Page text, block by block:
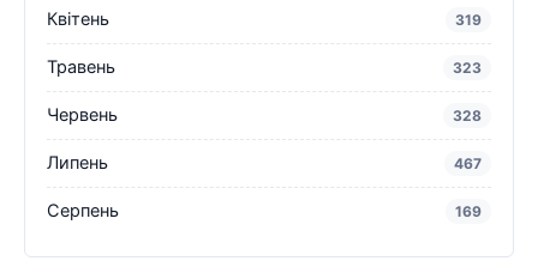
Квітень 319
Травень 323
Червень 328
Липень 467
Серпень 169